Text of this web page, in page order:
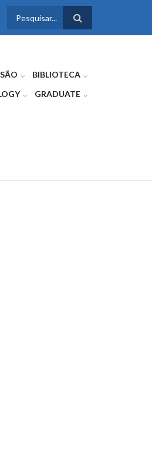
FORMULÁRIO
BIBLIOTECA
GRADUATE